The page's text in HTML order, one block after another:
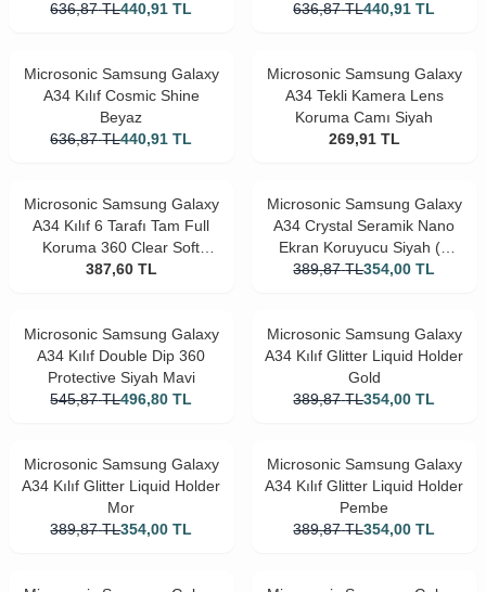
636,87 TL440,91 TL
636,87 TL440,91 TL
Microsonic Samsung Galaxy
A34 Kılıf Cosmic Shine
Beyaz
636,87 TL440,91 TL
Microsonic Samsung Galaxy
A34 Tekli Kamera Lens
Koruma Camı Siyah
269,91 TL
Microsonic Samsung Galaxy
A34 Kılıf 6 Tarafı Tam Full
Koruma 360 Clear Soft
Şeffaf
387,60 TL
Microsonic Samsung Galaxy
A34 Crystal Seramik Nano
Ekran Koruyucu Siyah (2
Adet)
389,87 TL354,00 TL
Microsonic Samsung Galaxy
A34 Kılıf Double Dip 360
Protective Siyah Mavi
545,87 TL496,80 TL
Microsonic Samsung Galaxy
A34 Kılıf Glitter Liquid Holder
Gold
389,87 TL354,00 TL
Microsonic Samsung Galaxy
A34 Kılıf Glitter Liquid Holder
Mor
389,87 TL354,00 TL
Microsonic Samsung Galaxy
A34 Kılıf Glitter Liquid Holder
Pembe
389,87 TL354,00 TL